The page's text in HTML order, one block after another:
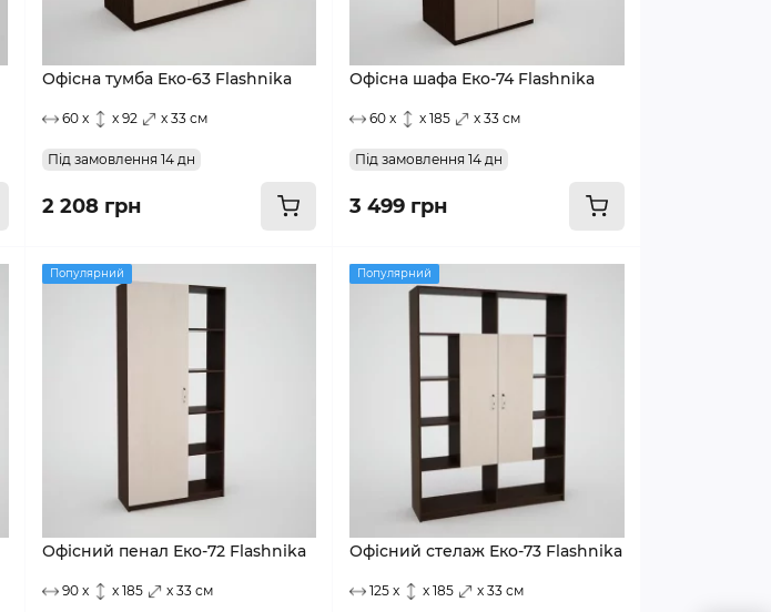
Офісна тумба Еко-63 Flashnika
60 x x 92 x 33 см
Під замовлення 14 дн
2 208 грн
Офісна шафа Еко-74 Flashnika
60 x x 185 x 33 см
Під замовлення 14 дн
3 499 грн
Популярний
Офісний пенал Еко-72 Flashnika
90 x x 185 x 33 см
Популярний
Офісний стелаж Еко-73 Flashnika
125 x x 185 x 33 см